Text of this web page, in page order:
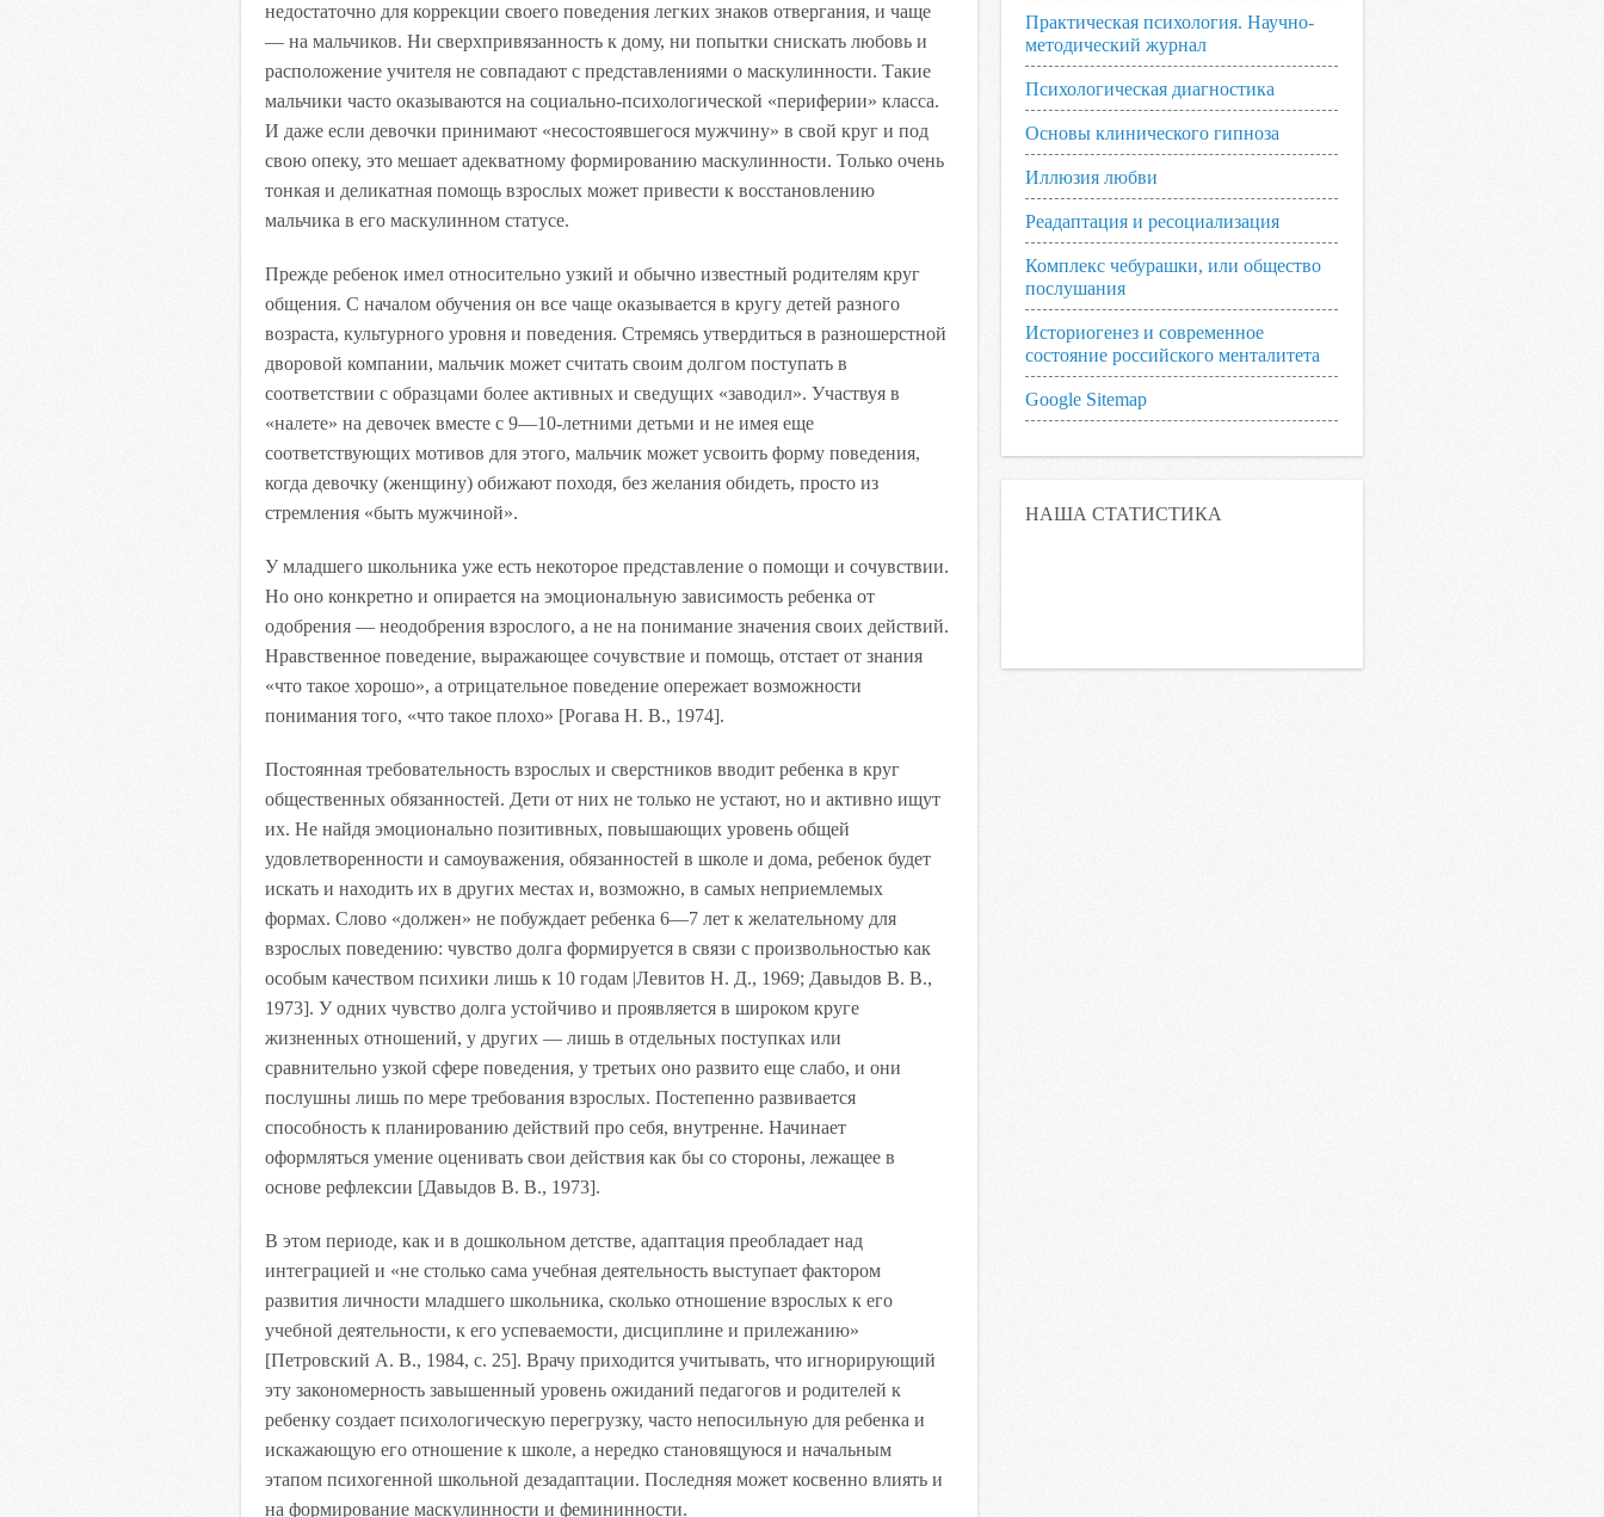
недостаточно для коррекции своего поведения легких знаков отвергания, и чаще
— на мальчиков. Ни сверхпривязанность к дому, ни попытки снискать любовь и
расположение учителя не совпадают с представлениями о маскулинности. Такие
мальчики часто оказываются на социально-психологической «периферии» класса.
И даже если девочки принимают «несостоявшегося мужчину» в свой круг и под
свою опеку, это мешает адекватному формированию маскулинности. Только очень
тонкая и деликатная помощь взрослых может привести к восстановлению
мальчика в его маскулинном статусе.
Прежде ребенок имел относительно узкий и обычно известный родителям круг
общения. С началом обучения он все чаще оказывается в кругу детей разного
возраста, культурного уровня и поведения. Стремясь утвердиться в разношерстной
дворовой компании, мальчик может считать своим долгом поступать в
соответствии с образцами более активных и сведущих «заводил». Участвуя в
«налете» на девочек вместе с 9—10-летними детьми и не имея еще
соответствующих мотивов для этого, мальчик может усвоить форму поведения,
когда девочку (женщину) обижают походя, без желания обидеть, просто из
стремления «быть мужчиной».
У младшего школьника уже есть некоторое представление о помощи и сочувствии.
Но оно конкретно и опирается на эмоциональную зависимость ребенка от
одобрения — неодобрения взрослого, а не на понимание значения своих действий.
Нравственное поведение, выражающее сочувствие и помощь, отстает от знания
«что такое хорошо», а отрицательное поведение опережает возможности
понимания того, «что такое плохо» [Рогава Н. В., 1974].
Постоянная требовательность взрослых и сверстников вводит ребенка в круг
общественных обязанностей. Дети от них не только не устают, но и активно ищут
их. Не найдя эмоционально позитивных, повышающих уровень общей
удовлетворенности и самоуважения, обязанностей в школе и дома, ребенок будет
искать и находить их в других местах и, возможно, в самых неприемлемых
формах. Слово «должен» не побуждает ребенка 6—7 лет к желательному для
взрослых поведению: чувство долга формируется в связи с произвольностью как
особым качеством психики лишь к 10 годам |Левитов Н. Д., 1969; Давыдов В. В.,
1973]. У одних чувство долга устойчиво и проявляется в широком круге
жизненных отношений, у других — лишь в отдельных поступках или
сравнительно узкой сфере поведения, у третьих оно развито еще слабо, и они
послушны лишь по мере требования взрослых. Постепенно развивается
способность к планированию действий про себя, внутренне. Начинает
оформляться умение оценивать свои действия как бы со стороны, лежащее в
основе рефлексии [Давыдов В. В., 1973].
В этом периоде, как и в дошкольном детстве, адаптация преобладает над
интеграцией и «не столько сама учебная деятельность выступает фактором
развития личности младшего школьника, сколько отношение взрослых к его
учебной деятельности, к его успеваемости, дисциплине и прилежанию»
[Петровский А. В., 1984, с. 25]. Врачу приходится учитывать, что игнорирующий
эту закономерность завышенный уровень ожиданий педагогов и родителей к
ребенку создает психологическую перегрузку, часто непосильную для ребенка и
искажающую его отношение к школе, а нередко становящуюся и начальным
этапом психогенной школьной дезадаптации. Последняя может косвенно влиять и
на формирование маскулинности и фемининности.
Практическая психология. Научно-
методический журнал
Психологическая диагностика
Основы клинического гипноза
Иллюзия любви
Реадаптация и ресоциализация
Комплекс чебурашки, или общество
послушания
Историогенез и современное
состояние российского менталитета
Google Sitemap
НАША СТАТИСТИКА